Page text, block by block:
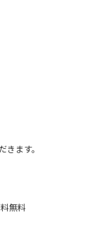
ます。
無料